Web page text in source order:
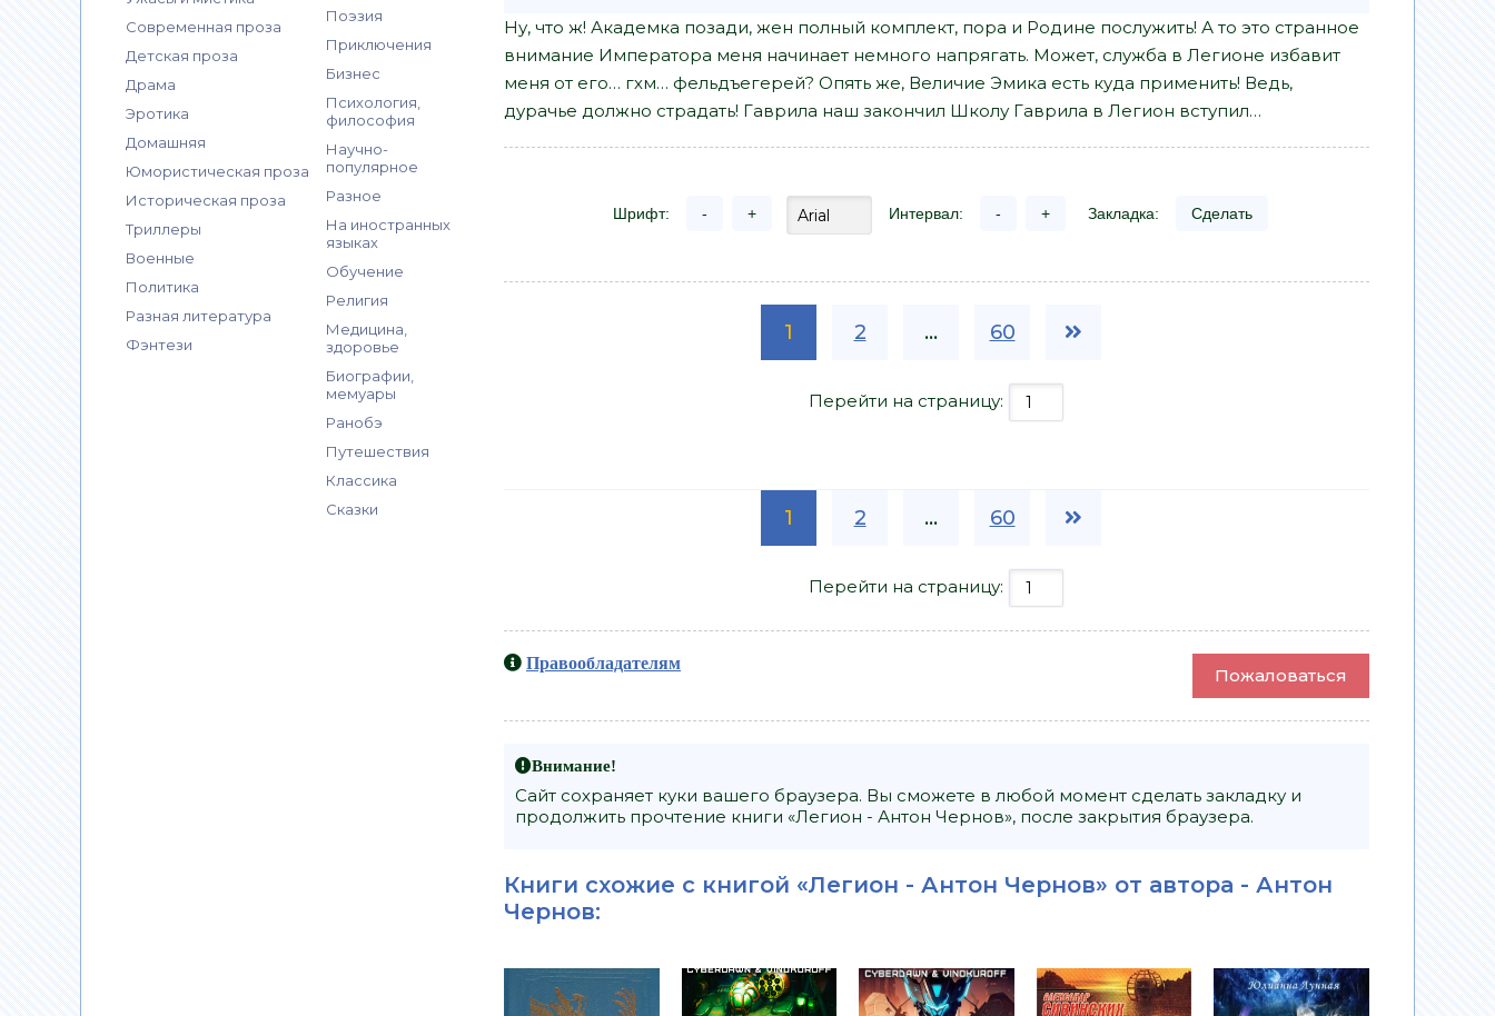
Современная проза
Детская проза
Драма
Эротика
Домашняя
Юмористическая проза
Историческая проза
Триллеры
Военные
Политика
Разная литература
Фэнтези
Поэзия
Приключения
Бизнес
Психология,
философия
Научно-
популярное
Разное
На иностранных
языках
Обучение
Религия
Медицина,
здоровье
Биографии,
мемуары
Ранобэ
Путешествия
Классика
Сказки
Ну, что ж! Академка позади, жен полный комплект, пора и Родине послужить! А то это странное
внимание Императора меня начинает немного напрягать. Может, служба в Легионе избавит
меня от его… гхм… фельдъегерей? Опять же, Величие Эмика есть куда применить! Ведь,
дурачье должно страдать! Гаврила наш закончил Школу Гаврила в Легион вступил…
Шрифт: - + Интервал: - + Закладка: Сделать
1 2 ... 60
Перейти на страницу:
1 2 ... 60
Перейти на страницу:
Правообладателям
Пожаловаться
Внимание!
Сайт сохраняет куки вашего браузера. Вы сможете в любой момент сделать закладку и
продолжить прочтение книги «Легион - Антон Чернов», после закрытия браузера.
Книги схожие с книгой «Легион - Антон Чернов» от автора - Антон
Чернов: